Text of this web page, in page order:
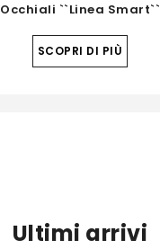
Occhiali ``Linea Smart``
SCOPRI DI PIÙ
Ultimi arrivi